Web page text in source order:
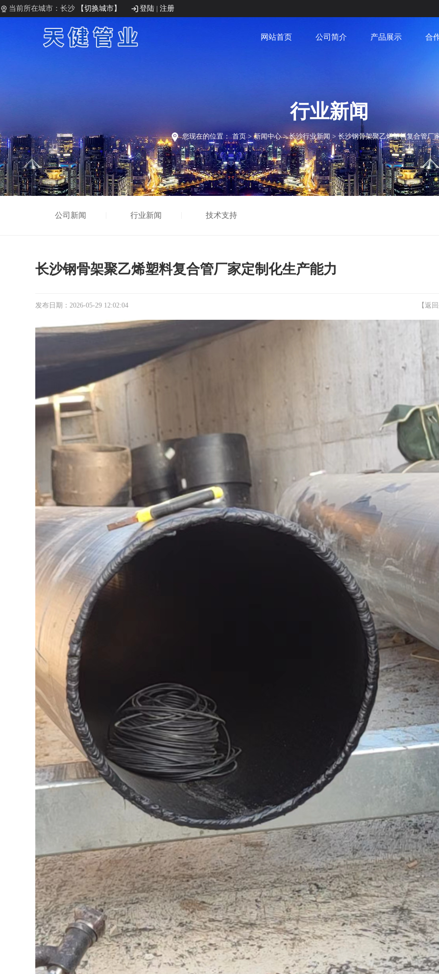
当前所在城市：长沙 【切换城市】 登陆 | 注册
网站首页 公司简介 产品展示 合
行业新闻
您现在的位置：首页>新闻中心>长沙行业新闻 > 长沙钢骨架聚乙烯塑料复合管厂
公司新闻 行业新闻 技术支持
长沙钢骨架聚乙烯塑料复合管厂家定制化生产能力
发布日期：2026-05-29 12:02:04 【 返